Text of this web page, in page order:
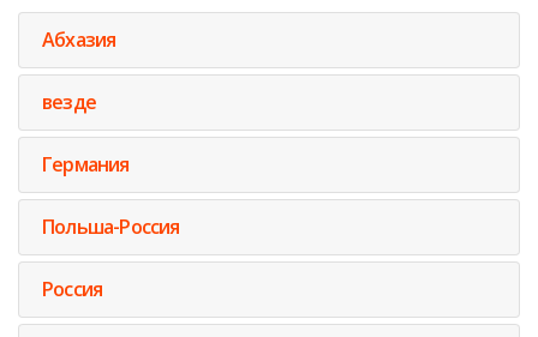
Абхазия
везде
Германия
Польша-Россия
Россия